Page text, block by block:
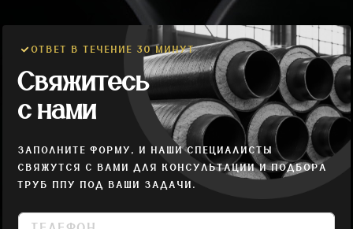
ОТВЕТ В ТЕЧЕНИЕ 30 МИНУТ
Свяжитесь
с нами
ЗАПОЛНИТЕ ФОРМУ, И НАШИ СПЕЦИАЛИСТЫ
СВЯЖУТСЯ С ВАМИ ДЛЯ КОНСУЛЬТАЦИИ И ПОДБОРА
ТРУБ ППУ ПОД ВАШИ ЗАДАЧИ.